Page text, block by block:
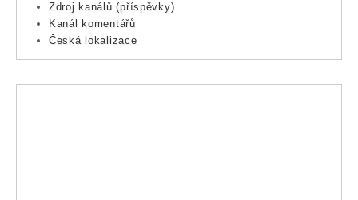
Zdroj kanálů (příspěvky)
Kanál komentářů
Česká lokalizace